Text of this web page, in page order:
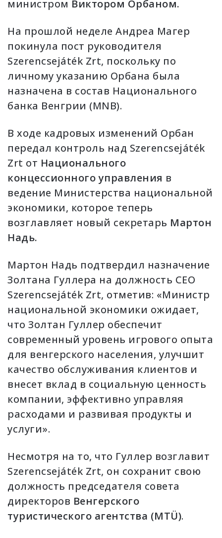
министром Виктором Орбаном.
На прошлой неделе Андреа Магер
покинула пост руководителя
Szerencsejáték Zrt, поскольку по
личному указанию Орбана была
назначена в состав Национального
банка Венгрии (MNB).
В ходе кадровых изменений Орбан
передал контроль над Szerencsejáték
Zrt от Национального
концессионного управления в
ведение Министерства национальной
экономики, которое теперь
возглавляет новый секретарь Мартон
Надь.
Мартон Надь подтвердил назначение
Золтана Гуллера на должность CEO
Szerencsejáték Zrt, отметив: «Министр
национальной экономики ожидает,
что Золтан Гуллер обеспечит
современный уровень игрового опыта
для венгерского населения, улучшит
качество обслуживания клиентов и
внесет вклад в социальную ценность
компании, эффективно управляя
расходами и развивая продукты и
услуги».
Несмотря на то, что Гуллер возглавит
Szerencsejáték Zrt, он сохранит свою
должность председателя совета
директоров Венгерского
туристического агентства (MTÜ).